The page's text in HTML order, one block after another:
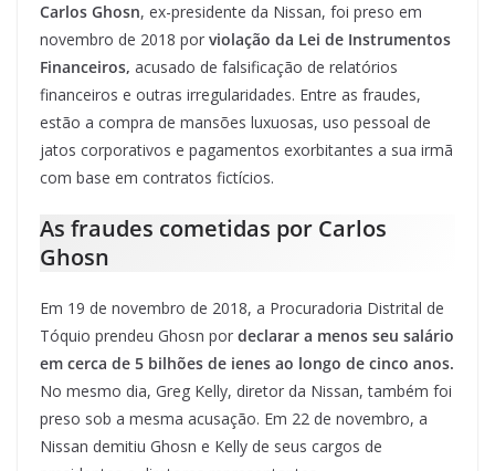
Carlos Ghosn, ex-presidente da Nissan, foi preso em
novembro de 2018 por violação da Lei de Instrumentos
Financeiros, acusado de falsificação de relatórios
financeiros e outras irregularidades. Entre as fraudes,
estão a compra de mansões luxuosas, uso pessoal de
jatos corporativos e pagamentos exorbitantes a sua irmã
com base em contratos fictícios.
As fraudes cometidas por Carlos
Ghosn
Em 19 de novembro de 2018, a Procuradoria Distrital de
Tóquio prendeu Ghosn por declarar a menos seu salário
em cerca de 5 bilhões de ienes ao longo de cinco anos.
No mesmo dia, Greg Kelly, diretor da Nissan, também foi
preso sob a mesma acusação. Em 22 de novembro, a
Nissan demitiu Ghosn e Kelly de seus cargos de